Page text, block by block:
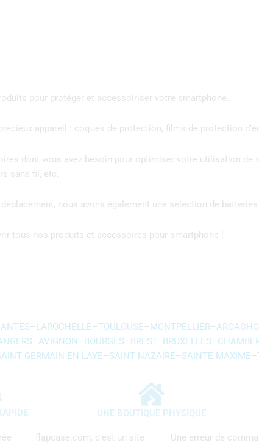
pour protéger et accessoiriser votre smartphone.
appareil : coques de protection, films de protection
dont vous avez besoin pour optimiser votre utilisation
sans fil, etc.
nous avons également une sélection de
tous nos produits et accessoires pour smartphone !
–LAROCHELLE–TOULOUSE–MONTPELLIER–
–AVIGNON –BOURGES–BREST–BRUXELLES–
GERMAIN EN LAYE–SAINT NAZAIRE–SAINTE MAXIME–
UNE BOUTIQUE PHYSIQUE
flapcase.com, c’est un site
Une erreur de